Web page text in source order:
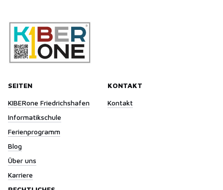
SEITEN
KIBERone Friedrichshafen
Informatikschule
Ferienprogramm
Blog
Über uns
Karriere
KONTAKT
Kontakt